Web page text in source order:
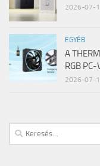
2026-07-
EGYÉB
A
RGB
2026-07-
Keresés: